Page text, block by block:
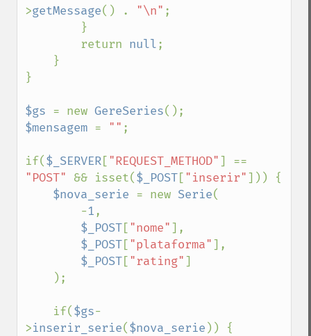
>getMessage() . "\n" ;
        return
null;
}
$gs = new GereSeries
$mensagem = "" ;
if($_SERVER[ "REQUEST_METHOD"
"POST" && isset($_POST[ "inserir"])) {
$nova_serie = new Serie(
        -
1,
$_POST[ "nome"],
$_POST[ "plataforma"],
$_POST[ "rating"]
    if(
$gs-
>inserir_serie($nova_serie )) {